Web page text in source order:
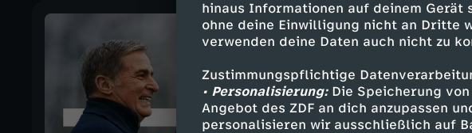
hinaus Informationen auf deinem
ohne deine Einwilligung nicht an Dritte
verwenden deine Daten auch nicht zu
Zustimmungspflichtige
• Personalisierung:Die Speicherung
Angebot des ZDF an dich anzupassen
personalisieren wir ausschließlich auf
Folge 3
Letzte
Merlin
HSV